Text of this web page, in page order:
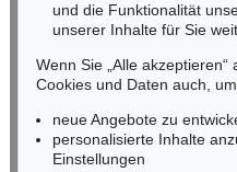
Nico Kassel, M.A.
Tel.: +49 (0)89 55244-164
Mobil: +49 (0)171 8618661
n.kassel@kettererkunst.de
Keine Auktion
und die Funktionalität
unserer Inhalte für Sie
Wenn Sie „Alle
Cookies und Daten auch, um
neue Angebote zu
personalisierte Inhalte
Einstellungen